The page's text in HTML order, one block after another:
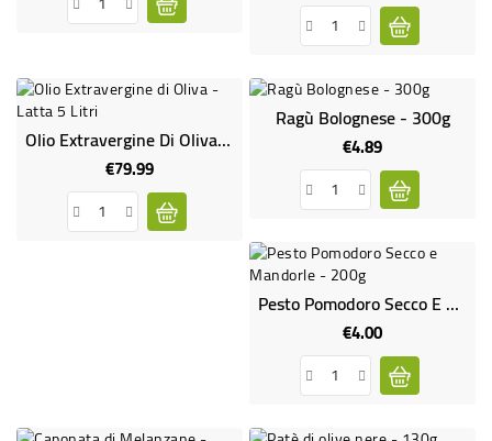
Olio Extravergine Di Oliva - Latta 5 Litri
€79.99Price
Ragù Bolognese - 300g
€4.89Price
Pesto Pomodoro Secco E Mandorle - 200g
€4.00Price